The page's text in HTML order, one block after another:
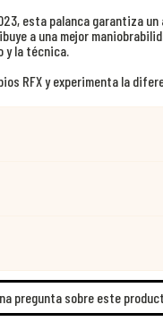
esta palanca garantiza
a una mejor
y la técnica.
RFX y experimenta la
pregunta sobre este